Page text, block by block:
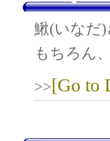
鰍(いなだ
もちろん
>>[Go to